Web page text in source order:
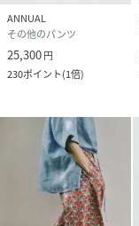
ANNUAL
その他のパンツ
25,300円
230ポイント(1倍)